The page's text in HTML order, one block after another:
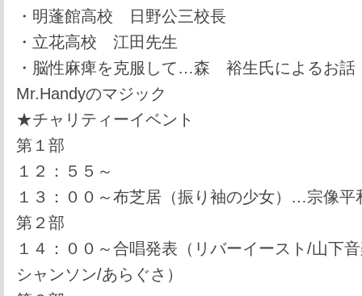
・明蓬館高校 日野公三校長
・立花高校 江田先生
・脳性麻痺を克服して…森 裕生氏によるお話
Mr.Handyのマジック
★チャリティーイベント
第１部
１２：５５～
１３：００～布芝居（振り袖の少女）…宗像平
第２部
１４：００～合唱発表（リバーイースト/山下
シャンソン/あらぐさ）